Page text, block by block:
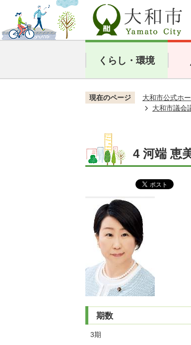
くらし・環境
現在のページ 大和市公式ホ
大和市議会
4 河端 恵
期数
3期